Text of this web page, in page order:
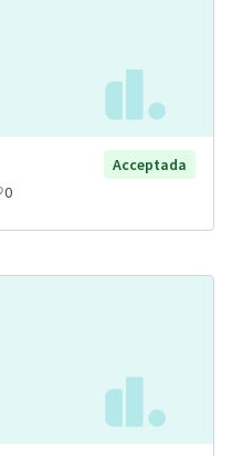
Acceptada
0